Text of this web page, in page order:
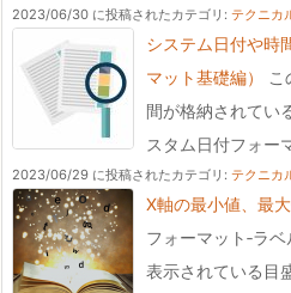
2023/06/30 に投稿されたカテゴリ: テクニカ
システム日付や時
マット基礎編）
こ
間が格納されてい
スタム日付フォー
2023/06/29 に投稿されたカテゴリ: テクニカ
X軸の最小値、最
フォーマット‐ラ
表示されている目